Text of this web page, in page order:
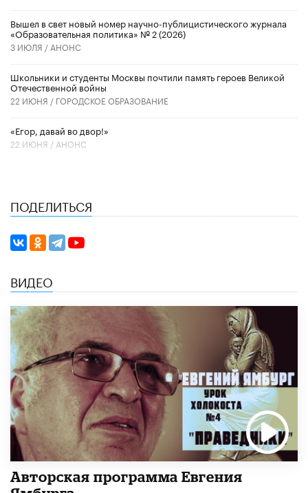
Вышел в свет новый номер научно-публицистического журнала
«Образовательная политика» № 2 (2026)
3 ИЮЛЯ / АНОНС
Школьники и студенты Москвы почтили память героев Великой
Отечественной войны
22 ИЮНЯ / ГОРОДСКОЕ ОБРАЗОВАНИЕ
«Егор, давай во двор!»
22 ИЮНЯ / АНОНС
ПОДЕЛИТЬСЯ
ВИДЕО
Авторская программа Евгения